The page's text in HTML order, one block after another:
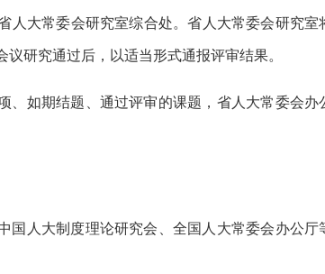
人大常委会研究室综合处。省人大常委会研究室
研究通过后，以适当形式通报评审结果。
、如期结题、通过评审的课题，省人大常委会办
国人大制度理论研究会、全国人大常委会办公